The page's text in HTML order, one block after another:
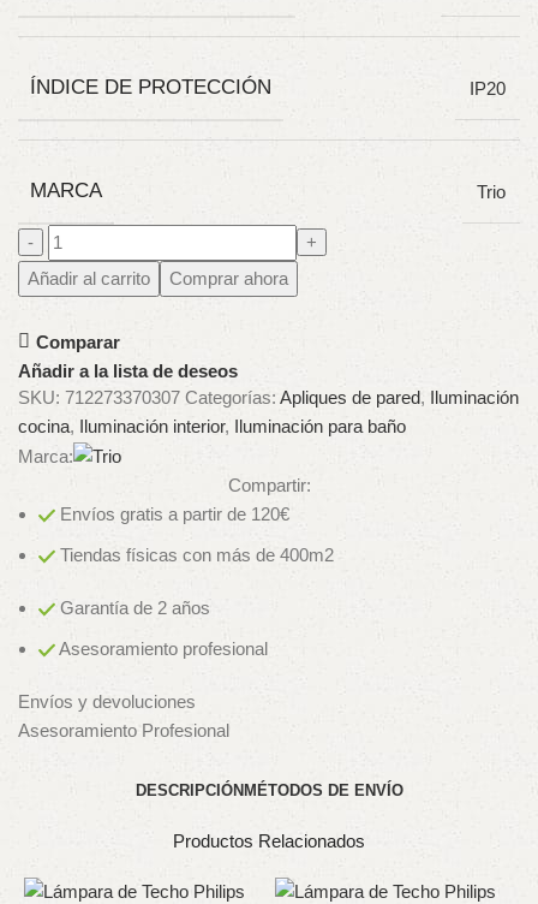
ÍNDICE DE PROTECCIÓN IP20
MARCA Trio
Añadir al carrito Comprar ahora
Comparar
Añadir a la lista de deseos
SKU: 712273370307 Categorías: Apliques de pared, Iluminación
cocina, Iluminación interior, Iluminación para baño
Marca:
Compartir:
Envíos gratis a partir de 120€
Tiendas físicas con más de 400m2
Garantía de 2 años
Asesoramiento profesional
Envíos y devoluciones
Asesoramiento Profesional
DESCRIPCIÓN MÉTODOS DE ENVÍO
Productos Relacionados